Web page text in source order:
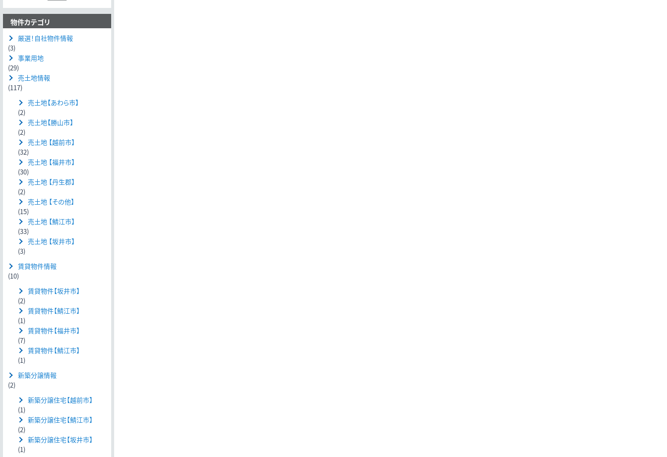
物件カテゴリ
厳選！自社物件情報
(3)
事業用地
(29)
売土地情報
(117)
売土地【あわら市】
(2)
売土地【勝山市】
(2)
売土地 【越前市】
(32)
売土地 【福井市】
(30)
売土地 【丹生郡】
(2)
売土地 【その他】
(15)
売土地 【鯖江市】
(33)
売土地 【坂井市】
(3)
賃貸物件情報
(10)
賃貸物件【坂井市】
(2)
賃貸物件【鯖江市】
(1)
賃貸物件【福井市】
(7)
賃貸物件【鯖江市】
(1)
新築分譲情報
(2)
新築分譲住宅【越前市】
(1)
新築分譲住宅【鯖江市】
(2)
新築分譲住宅【坂井市】
(1)